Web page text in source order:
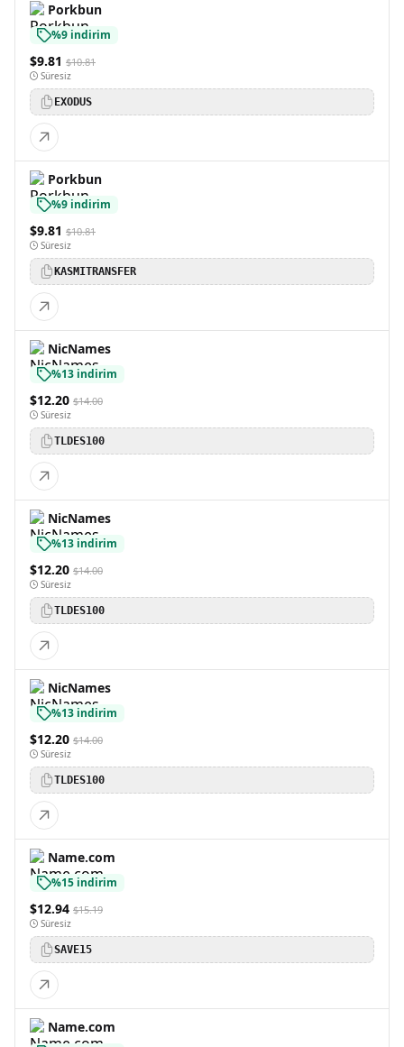
Porkbun
%9 indirim
$9.81 $10.81
Süresiz
EXODUS
Porkbun
%9 indirim
$9.81 $10.81
Süresiz
KASMITRANSFER
NicNames
%13 indirim
$12.20 $14.00
Süresiz
TLDES100
NicNames
%13 indirim
$12.20 $14.00
Süresiz
TLDES100
NicNames
%13 indirim
$12.20 $14.00
Süresiz
TLDES100
Name.com
%15 indirim
$12.94 $15.19
Süresiz
SAVE15
Name.com